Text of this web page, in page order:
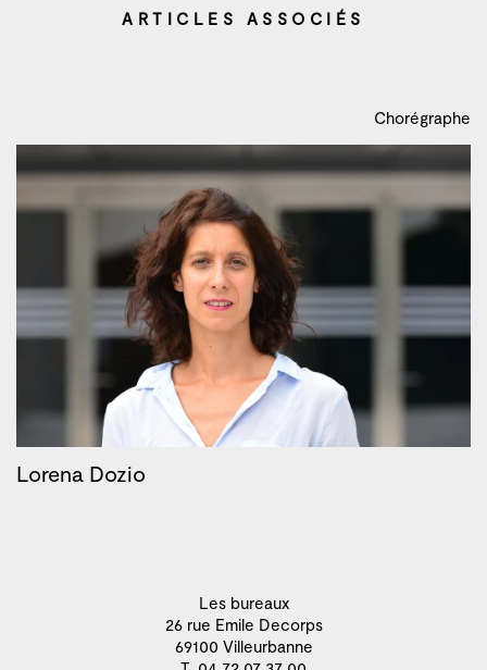
ARTICLES ASSOCIÉS
Chorégraphe
Lorena Dozio
Les bureaux
26 rue Emile Decorps
69100 Villeurbanne